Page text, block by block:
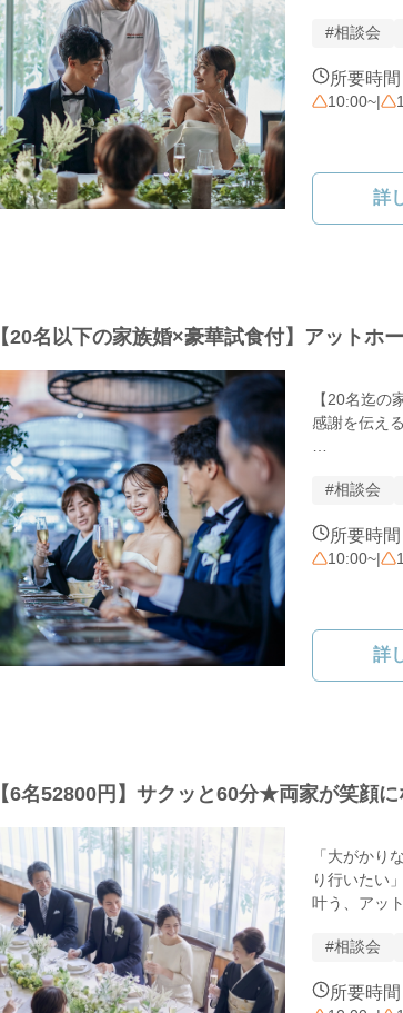
そんなお二
◆本フェア
予算の不安
「料理と会
過度な演出
妥協しない
◆こんなお
ゲストとの
美味しい料
予算内で、
まずはリラ
#相談会
所要時
10:00~|
詳
【20名以下の家族婚×豪華試食付】アットホ
【20名迄の
感謝を伝え
＊豪華試食
＊独立型チ
家族の絆が
「何から始
今すぐ空き
#相談会
所要時
10:00~|
詳
【6名52800円】サクッと60分★両家が笑顔
「大がかり
り行いたい
叶う、アッ
【フリジェ
フォト婚：
#相談会
所要時